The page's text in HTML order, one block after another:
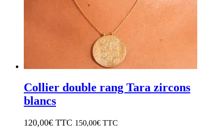
Collier double rang Tara zircons
blancs
120,00€ TTC 150,00€ TTC